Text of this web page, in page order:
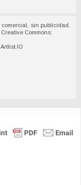
sin publicidad.
Commons: